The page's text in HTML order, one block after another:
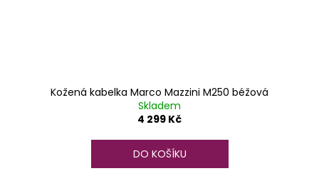
Kožená kabelka Marco Mazzini M250 béžová
Skladem
4 299 Kč
DO KOŠÍKU